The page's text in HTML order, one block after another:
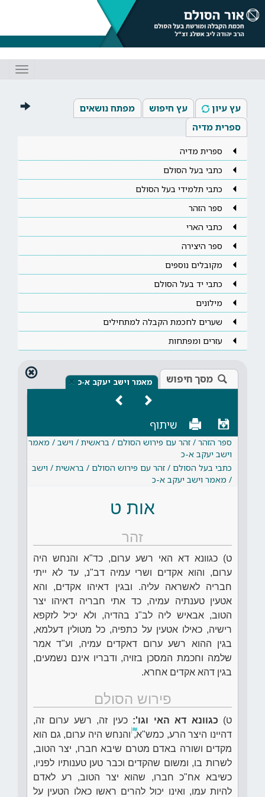
עץ עיון עץ חיפוש
מפתח נושאים
ספרית מדיה
ספרית מדיה
כתבי בעל הסולם
כתבי תלמידי בעל הסולם
ספר הזהר
כתבי הארי
ספר היצירה
מקובלים נוספים
כתבי יד בעל הסולם
מילונים
שערים לחכמת הקבלה למתחילים
עזרים ומפתחות
מסך חיפוש מאמר וישב יעקב א-כ ×
שיתוף
ספר הזהר / זהר עם פירוש הסולם / בראשית / וישב / מאמר
וישב יעקב א-כ
כתבי בעל הסולם / זהר עם פירוש הסולם / בראשית / וישב
/ מאמר וישב יעקב א-כ
אות ט
זהר
ט) כגוונא דא האי רשע ערום, כד"א והנחש היה
ערום, והוא אקדים ושרי עמיה דב"נ, עד לא ייתי
חבריה לאשראה עליה. ובגין דאיהו אקדים, והא
אטעין טענתיה עמיה, כד אתי חבריה דאיהו יצר
הטוב, אבאיש ליה לב"נ בהדיה, ולא יכיל לזקפא
רישיה, כאילו אטעין על כתפיה, כל מטולין דעלמא,
בגין ההוא רשע ערום דאקדים עמיה, וע"ד אמר
שלמה וחכמת המסכן בזויה, ודבריו אינם נשמעים,
בגין דהא אקדים אחרא.
פירוש הסולם
ט) כגוונא דא האי וגו': כעין זה, רשע ערום זה,
דהיינו היצר הרע, כמש"א,והנחש היה ערום, גם הוא
מקדים ושורה באדם מטרם שיבא חברו, יצר הטוב,
לשרות בו, ומשום שהקדים וכבר טען טענותיו לפניו,
כשיבא אח"כ חברו, שהוא יצר הטוב, רע לאדם
להיות עמו, ואינו יכול להרים ראשו כאלו הטעין על